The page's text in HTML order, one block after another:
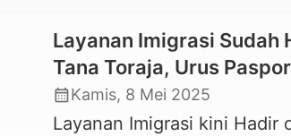
Layanan Imigrasi Sudah
Tana Toraja, Urus
Ke Palopo
calendar_monthKamis, 8 Mei 2025
Layanan Imigrasi kini Hadir